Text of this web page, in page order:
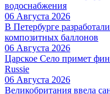
водоснабжения
06 Августа 2026
В Петербурге
композитных баллонов
06 Августа 2026
Царское Село примет
Russie
06 Августа 2026
Великобритания ввела